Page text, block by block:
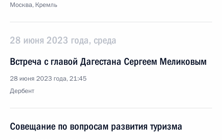
Москва, Кремль
28 июня 2023 года, среда
Встреча с главой Дагестана Сергеем Меликовым
28 июня 2023 года, 21:45
Дербент
Совещание по вопросам развития туризма